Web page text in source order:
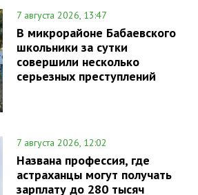
7 августа 2026, 13:47
В микрорайоне Бабаевского
школьники за сутки
совершили несколько
серьезных преступлений
7 августа 2026, 12:02
Названа профессия, где
астраханцы могут получать
зарплату до 280 тысяч